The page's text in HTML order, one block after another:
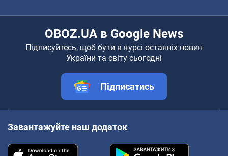
OBOZ.UA в Google News
Підписуйтесь, щоб бути в курсі останніх новин
України та світу сьогодні
Підписатись
Завантажуйте наш додаток